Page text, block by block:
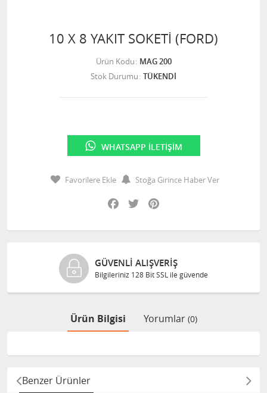
10 X 8 YAKIT SOKETİ (FORD)
Ürün Kodu MAG 200
Stok Durumu TÜKENDİ
WHATSAPP İLETIŞIM
Favorilere Ekle
Stoğa Girince Haber Ver
Facebook
Twitter
GÜVENLI ALIŞVERIŞ
Bilgileriniz 128 Bit SSL ile güvende
Ürün Bilgisi Yorumlar (0)
Benzer Ürünler